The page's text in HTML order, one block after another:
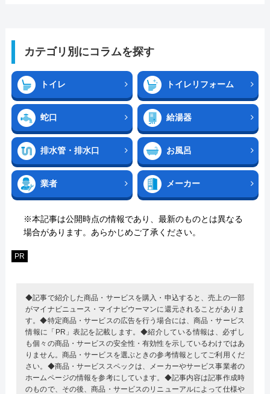
カテゴリ別にコラムを探す
トイレ トイレリフォーム
蛇口 給湯器
排水管・排水口 お風呂
業者 メーカー
※本記事は公開時点の情報であり、最新のものとは異なる
場合があります。あらかじめご了承ください。
PR
◆記事で紹介した商品・サービスを購入・申込すると、売上の一部
がマイナビニュース・マイナビウーマンに還元されることがありま
す。◆特定商品・サービスの広告を行う場合には、商品・サービス
情報に「PR」表記を記載します。◆紹介している情報は、必ずし
も個々の商品・サービスの安全性・有効性を示しているわけではあ
りません。商品・サービスを選ぶときの参考情報としてご利用くだ
さい。◆商品・サービススペックは、メーカーやサービス事業者の
ホームページの情報を参考にしています。◆記事内容は記事作成時
のもので、その後、商品・サービスのリニューアルによって仕様や